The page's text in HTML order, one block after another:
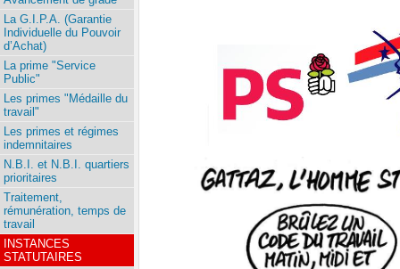
La G.I.P.A. (Garantie
Individuelle du Pouvoir
d’Achat)
La prime "Service
Public"
Les primes "Médaille du
travail"
Les primes et régimes
indemnitaires
N.B.I. et N.B.I. quartiers
prioritaires
Traitement,
rémunération, temps de
travail
INSTANCES
STATUTAIRES